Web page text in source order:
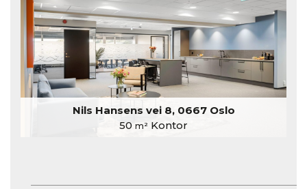
Nils Hansens vei 8, 0667 Oslo
50 m² Kontor